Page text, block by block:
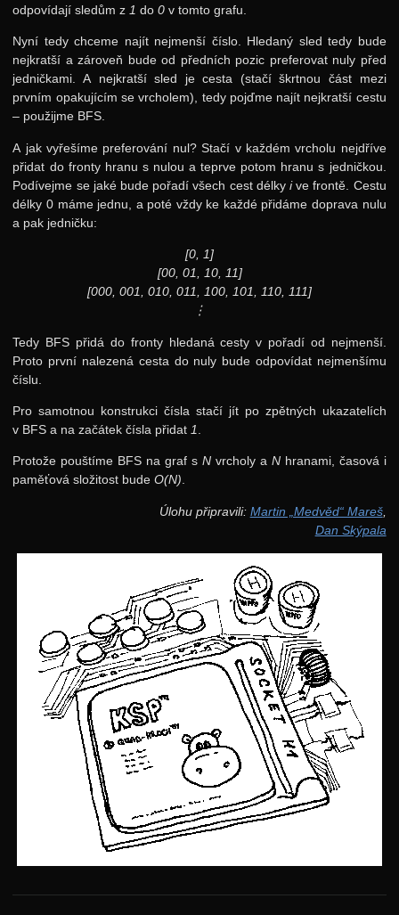
odpovídají sledům z 1 do0 v tomto grafu.
Nyní tedy chceme najít nejmenší číslo. Hledaný sled tedy bude
nejkratší a zároveň bude od předních pozic preferovat nuly před
jedničkami. A nejkratší sled je cesta (stačí škrtnou část mezi
prvním opakujícím se vrcholem), tedy pojďme najít nejkratší cestu
– použijme BFS.
A jak vyřešíme preferování nul? Stačí v každém vrcholu nejdříve
přidat do fronty hranu s nulou a teprve potom hranu s jedničkou.
Podívejme se jaké bude pořadí všech cest délkyive frontě. Cestu
délky 0 máme jednu, a poté vždy ke každé přidáme doprava nulu
a pak jedničku:
[0, 1]
[00, 01, 10, 11]
[000, 001, 010, 011, 100, 101, 110, 111]
⋮
Tedy BFS přidá do fronty hledaná cesty v pořadí od nejmenší.
Proto první nalezená cesta do nuly bude odpovídat nejmenšímu
číslu.
Pro samotnou konstrukci čísla stačí jít po zpětných ukazatelích
v BFS a na začátek čísla přidat 1
Protože pouštíme BFS na graf s N vrcholy a Nhranami, časová i
paměťová složitost budeO(N).
Úlohu připravili: Martin „Medvěd“ Mareš,
Dan Skýpala